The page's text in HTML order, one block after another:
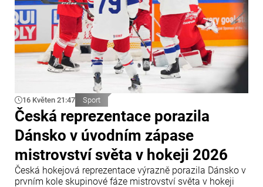
16 Květen 21:47 Sport
Česká reprezentace porazila
Dánsko v úvodním zápase
mistrovství světa v hokeji 2026
Česká hokejová reprezentace výrazně porazila Dánsko v
prvním kole skupinové fáze mistrovství světa v hokeji